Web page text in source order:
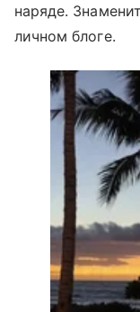
наряде.
личном блоге.